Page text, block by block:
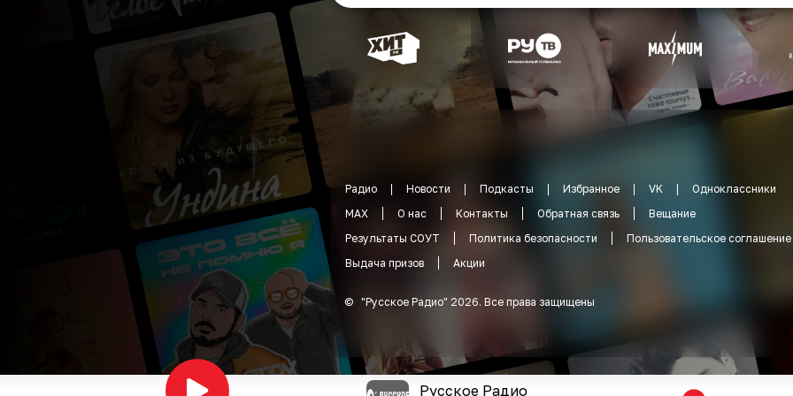
Радио Новости Подкасты Избранное VK
Одноклассники
MAX
О нас Контакты Обратная связь
Вещание
Результаты СОУТ
Политика безопасности
Пользовательское соглашение
Выдача призов
Акции
© "Русское Радио" 2026. Все права защищены
Русское Радио